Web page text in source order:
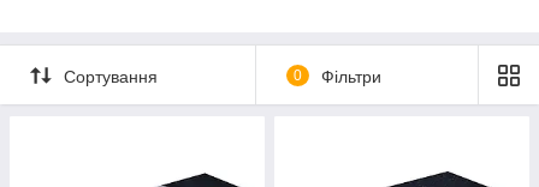
Сортування 0 Фільтри